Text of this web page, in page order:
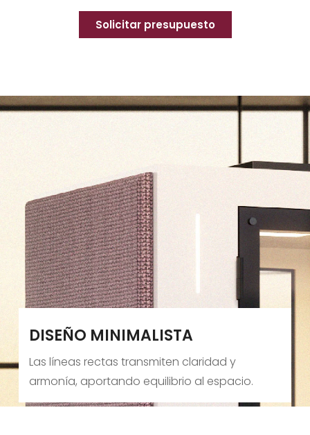
Solicitar presupuesto
DISEÑO MINIMALISTA
Las líneas rectas transmiten claridad y
armonía, aportando equilibrio al espacio.